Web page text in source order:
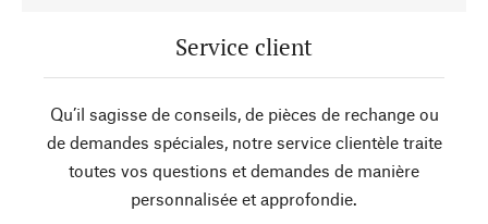
Service client
Qu’il sagisse de conseils, de pièces de rechange ou
de demandes spéciales, notre service clientèle traite
toutes vos questions et demandes de manière
personnalisée et approfondie.